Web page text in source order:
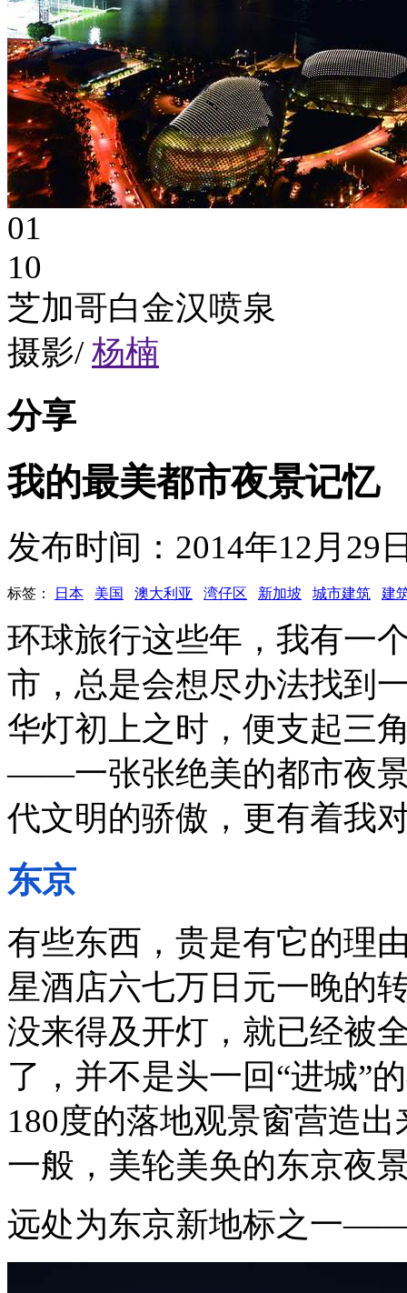
01
10
芝加哥白金汉喷泉
摄影/杨楠
分享
我的最美都市夜景记忆
发布时间：2014年12月29
标签： 日本 美国 澳大利亚 湾仔区 新加坡 城市建筑 建
环球旅行这些年，我有一
市，总是会想尽办法找到
华灯初上之时，便支起三
——一张张绝美的都市夜
代文明的骄傲，更有着我
东京
有些东西，贵是有它的理
星酒店六七万日元一晚的
没来得及开灯，就已经被
了，并不是头一回“进城”
180度的落地观景窗营造
一般，美轮美奂的东京夜
远处为东京新地标之一